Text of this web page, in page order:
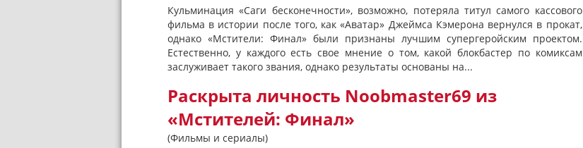
Кульминация «Саги бесконечности», возможно, потеряла титул самого кассового
фильма в истории после того, как «Аватар» Джеймса Кэмерона вернулся в прокат,
однако «Мстители: Финал» были признаны лучшим супергеройским проектом.
Естественно, у каждого есть свое мнение о том, какой блокбастер по комиксам
заслуживает такого звания, однако результаты основаны на...
Раскрыта личность Noobmaster69 из
«Мстителей: Финал»
(Фильмы и сериалы)